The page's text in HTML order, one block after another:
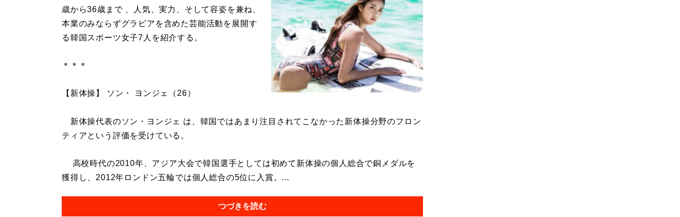
歳から36歳まで 、人気、実力、そして容姿を兼ね、
本業のみならずグラビアを含めた芸能活動を展開す
る韓国スポーツ女子7人を紹介する。
＊＊＊
【新体操】 ソン・ ヨンジェ（26）
新体操代表のソン・ヨンジェ は、韓国ではあまり注目されてこなかった新体操分野のフロン
ティアという評価を受けている。
高校時代の2010年、アジア大会で韓国選手としては初めて新体操の個人総合で銅メダルを
獲得し、2012年ロンドン五輪では個人総合の5位に入賞。...
つづきを読む